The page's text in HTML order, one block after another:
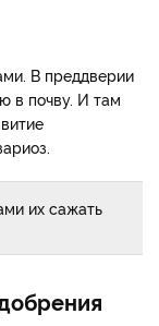
В преддверии
в почву. И там
их сажать